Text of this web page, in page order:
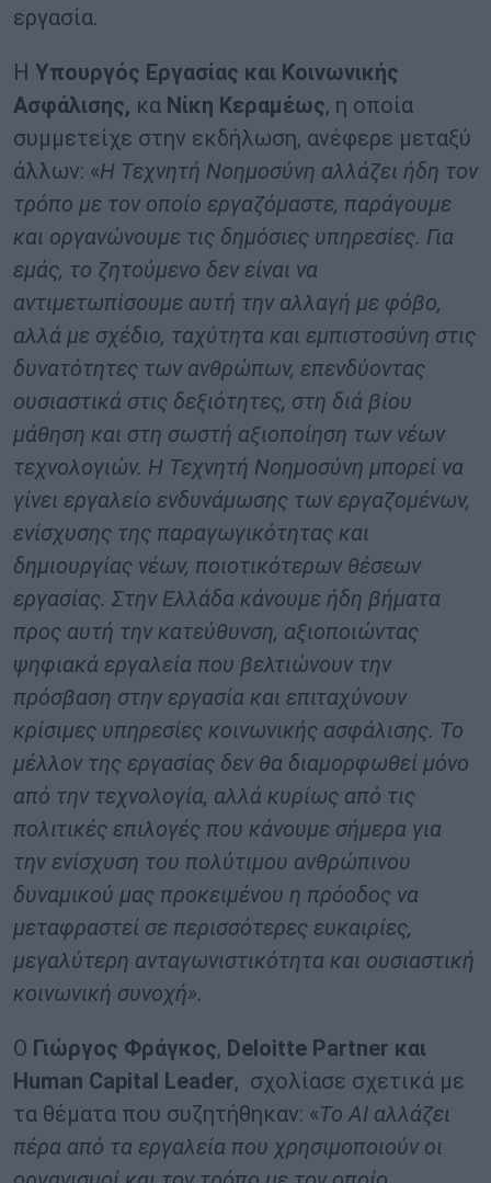
εργασία.
Η Υπουργός Εργασίας και Κοινωνικής
Ασφάλισης, κα Νίκη Κεραμέως, η οποία
συμμετείχε στην εκδήλωση, ανέφερε μεταξύ
άλλων: «Η Τεχνητή Νοημοσύνη αλλάζει ήδη τον
τρόπο με τον οποίο εργαζόμαστε, παράγουμε
και οργανώνουμε τις δημόσιες υπηρεσίες. Για
εμάς, το ζητούμενο δεν είναι να
αντιμετωπίσουμε αυτή την αλλαγή με φόβο,
αλλά με σχέδιο, ταχύτητα και εμπιστοσύνη στις
δυνατότητες των ανθρώπων, επενδύοντας
ουσιαστικά στις δεξιότητες, στη διά βίου
μάθηση και στη σωστή αξιοποίηση των νέων
τεχνολογιών. Η Τεχνητή Νοημοσύνη μπορεί να
γίνει εργαλείο ενδυνάμωσης των εργαζομένων,
ενίσχυσης της παραγωγικότητας και
δημιουργίας νέων, ποιοτικότερων θέσεων
εργασίας. Στην Ελλάδα κάνουμε ήδη βήματα
προς αυτή την κατεύθυνση, αξιοποιώντας
ψηφιακά εργαλεία που βελτιώνουν την
πρόσβαση στην εργασία και επιταχύνουν
κρίσιμες υπηρεσίες κοινωνικής ασφάλισης. Το
μέλλον της εργασίας δεν θα διαμορφωθεί μόνο
από την τεχνολογία, αλλά κυρίως από τις
πολιτικές επιλογές που κάνουμε σήμερα για
την ενίσχυση του πολύτιμου ανθρώπινου
δυναμικού μας προκειμένου η πρόοδος να
μεταφραστεί σε περισσότερες ευκαιρίες,
μεγαλύτερη ανταγωνιστικότητα και ουσιαστική
κοινωνική συνοχή».
Ο Γιώργος Φράγκος, Deloitte Partner και
Human Capital Leader, σχολίασε σχετικά με
τα θέματα που συζητήθηκαν: «Το AI αλλάζει
πέρα από τα εργαλεία που χρησιμοποιούν οι